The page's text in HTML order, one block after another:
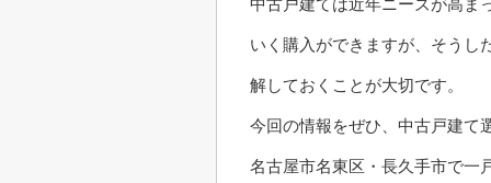
中古戸建ては近年ニーズが高ま
いく購入ができますが、そうし
解しておくことが大切です。
今回の情報をぜひ、中古戸建て
名古屋市名東区・長久手市で一